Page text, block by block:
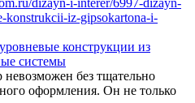
конструкции из
системы
без тщательно
оформления. Он не только